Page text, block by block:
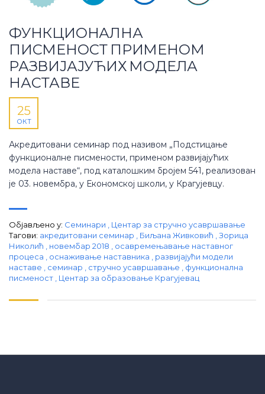
ФУНКЦИОНАЛНА
ПИСМЕНОСТ ПРИМЕНОМ
РАЗВИЈАЈУЋИХ МОДЕЛА
НАСТАВЕ
25
ОКТ
Акредитовани семинар под називом „Подстицање
функционалне писмености, применом развијајућих
модела наставе“, под каталошким бројем 541, реализован
је 03. новембра, у Економској школи, у Крагујевцу.
Објављено у: Семинари , Центар за стручно усавршавање
Тагови: aкредитовани семинар , Биљана Живковић ,Зорица
Николић , новембар 2018 , осавремењавање наставног
процеса , оснаживање наставника , развијајући модели
наставе , семинар , стручно усавршавање , функционална
писменост , Центар за образовање Крагујевац